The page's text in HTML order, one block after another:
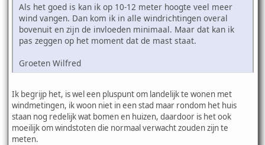
Als het goed is kan ik op 10-12 meter hoogte veel meer
wind vangen. Dan kom ik in alle windrichtingen overal
bovenuit en zijn de invloeden minimaal. Maar dat kan ik
pas zeggen op het moment dat de mast staat.
Groeten Wilfred
Ik begrijp het, is wel een pluspunt om landelijk te wonen met
windmetingen, ik woon niet in een stad maar rondom het huis
staan nog redelijk wat bomen en huizen, daardoor is het ook
moeilijk om windstoten die normaal verwacht zouden zijn te
meten.